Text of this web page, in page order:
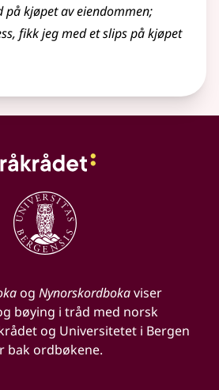
på kjøpet av eiendommen;
fikk jeg med et slips på kjøpet
og Nynorskordbokaviser
bøying i tråd med norsk
og Universitetet i Bergen
bak ordbøkene.